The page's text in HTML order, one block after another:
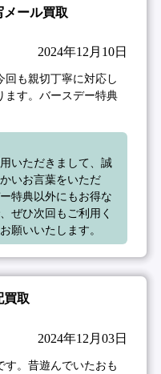
ール買取
2024年12月10日
回も親切丁寧に対応し
ます。バースデー特典
いただきまして、誠
いお言葉をいただ
特典以外にもお得な
ぜひ次回もご利用く
願いいたします。
買取
2024年12月03日
す。昔遊んでいたおも